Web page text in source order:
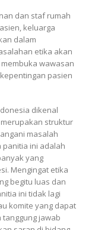
dan staf rumah
keluarga
dalam
etika akan
wawasan
pasien
dikenal
struktur
masalah
panitia ini adalah
yang
Mengingat etika
begitu luas dan
ini tidak lagi
komite yang dapat
jawab